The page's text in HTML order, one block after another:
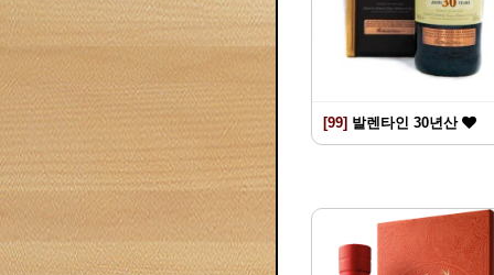
[99] 발렌타인 30년산